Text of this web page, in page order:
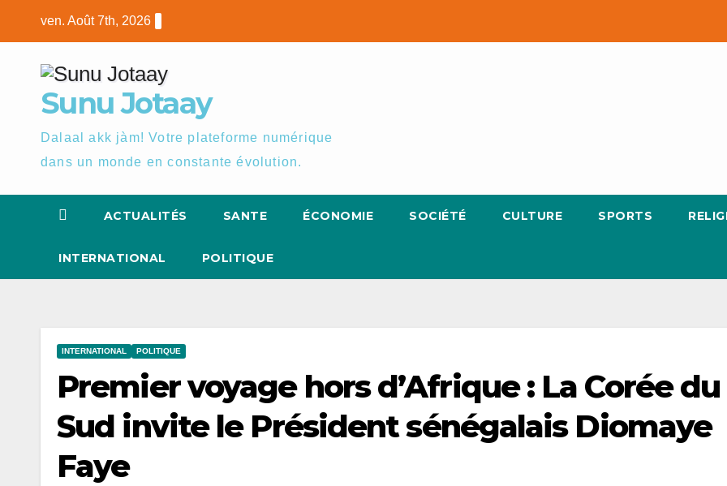
ven. Août 7th, 2026
Sunu Jotaay
Dalaal akk jàm! Votre plateforme numérique
dans un monde en constante évolution.
ACTUALITÉS SANTE ÉCONOMIE SOCIÉTÉ CULTURE SPORTS
INTERNATIONAL POLITIQUE
INTERNATIONAL POLITIQUE
Premier voyage hors d’Afrique : La Corée du
Sud invite le Président sénégalais Diomaye
Faye